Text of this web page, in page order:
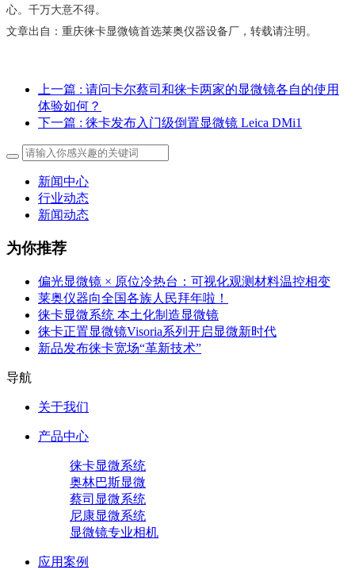
心。千万大意不得。
文章出自： 重庆徕卡显微镜首选莱奥仪器设备厂，转载请注明。
上一篇 : 请问卡尔蔡司和徕卡两家的显微镜各自的使用
体验如何？
下一篇 : 徕卡发布入门级倒置显微镜 Leica DMi1
新闻中心
行业动态
新闻动态
为你推荐
偏光显微镜 × 原位冷热台：可视化观测材料温控相变
莱奥仪器向全国各族人民拜年啦！
徕卡显微系统 本土化制造显微镜
徕卡正置显微镜Visoria系列开启显微新时代
新品发布徕卡宽场“革新技术”
导航
关于我们
产品中心
徕卡显微系统
奥林巴斯显微
蔡司显微系统
尼康显微系统
显微镜专业相机
应用案例